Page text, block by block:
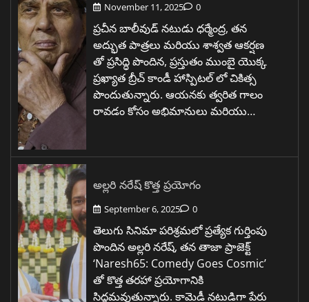
November 11, 2025 0
ప్రచీన బాలీవుడ్ నటుడు ధర్మేంద్ర, తన
అద్భుత పాత్రలు మరియు శాశ్వత ఆకర్షణ
తో ప్రసిద్ధి పొందిన, ప్రస్తుతం ముంబై యొక్క
ప్రఖ్యాత బ్రీచ్ కాండీ హాస్పిటల్ లో చికిత్స
పొందుతున్నారు. ఆయనకు త్వరిత గాలం
రావడం కోసం అభిమానులు మరియు…
అల్లరి నరేష్ కొత్త ప్రయోగం
September 6, 2025 0
తెలుగు సినిమా పరిశ్రమలో ప్రత్యేక గుర్తింపు
పొందిన అల్లరి నరేష్, తన తాజా ప్రాజెక్ట్
‘Naresh65: Comedy Goes Cosmic’
తో కొత్త తరహా ప్రయోగానికి
సిద్ధమవుతున్నారు. కామెడీ నటుడిగా పేరు